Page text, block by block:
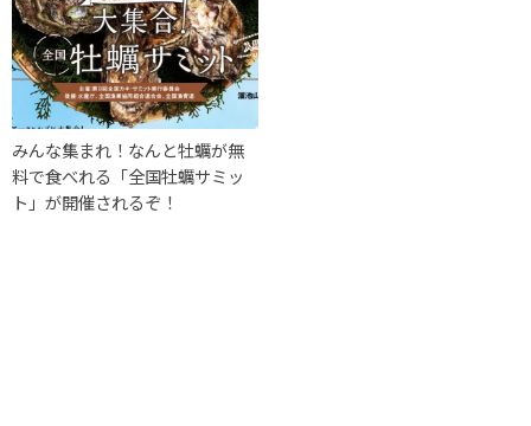
みんな集まれ！なんと牡蠣が無
料で食べれる「全国牡蠣サミッ
ト」が開催されるぞ！